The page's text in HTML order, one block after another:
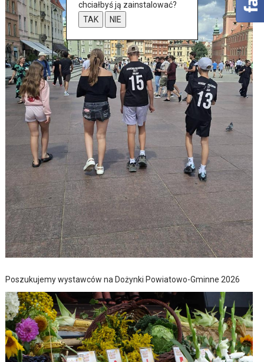
Poszukujemy wystawców na Dożynki Powiatowo-Gminne 2026
chciałbyś ją zainstalować?
TAK
NIE